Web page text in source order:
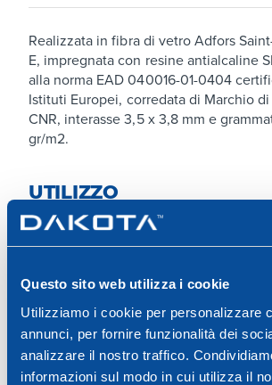
Questo sito web utilizza i cookie
Utilizziamo i cookie per personalizzare
annunci, per fornire funzionalità dei
analizzare il nostro traffico.
informazioni sul modo in cui utilizza il
Realizzata in fibra di vetro Adfors
E, impregnata con resine antialcaline
alla norma EAD 040016-01-0404
Istituti Europei, corredata di Marchio
CNR, interasse 3,5 x 3,8 mm e
gr/m2.
UTILIZZO
Utilizzata nei sistemi termoisolanti a
e distribuire uniformemente le
meccaniche a cui può essere
(movimenti di assestamento,
escursioni termiche, agenti esterni)
formazione di fessurazioni in facciata.
ARTICOLI
Espandi Visualizzazione
RET01-1173DK